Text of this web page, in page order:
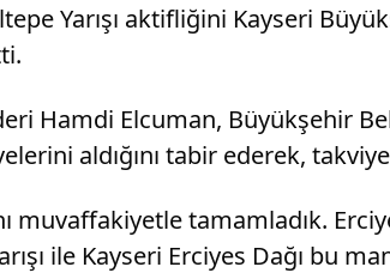
Yarışı aktifliğini Kayseri
Hamdi Elcuman, Büyükşehir
aldığını tabir ederek,
muvaffakiyetle tamamladık.
ile Kayseri Erciyes Dağı bu